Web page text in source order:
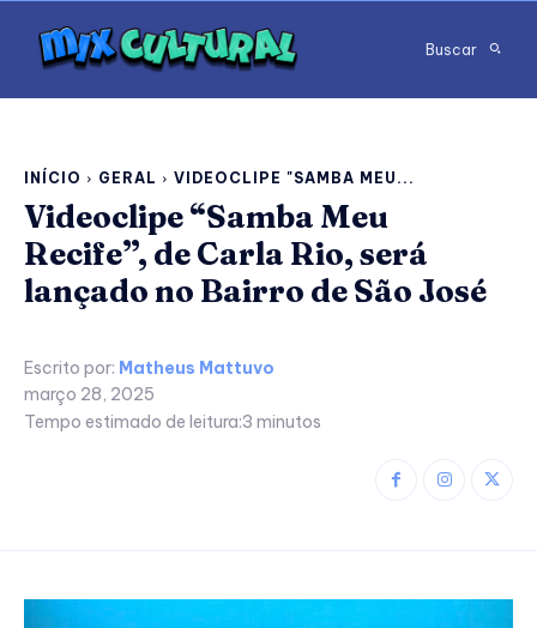
Buscar
INÍCIO GERAL VIDEOCLIPE "SAMBA MEU...
Videoclipe “Samba Meu
Recife”, de Carla Rio, será
lançado no Bairro de São José
Escrito por: Matheus Mattuvo
março 28, 2025
Tempo estimado de leitura:3 minutos